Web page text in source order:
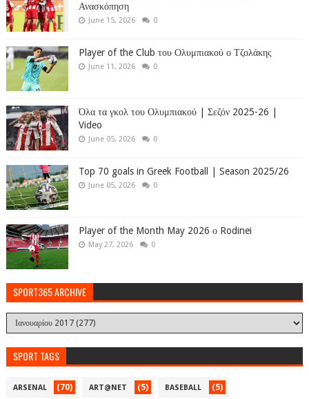
Ανασκόπηση
June 15, 2026 0
Player of the Club του Ολυμπιακού ο Τζολάκης
June 11, 2026 0
Όλα τα γκολ του Ολυμπιακού | Σεζόν 2025-26 |
Video
June 05, 2026 0
Top 70 goals in Greek Football | Season 2025/26
June 05, 2026 0
Player of the Month May 2026 ο Rodinei
May 27, 2026 0
SPORT365 ARCHIVE
SPORT TAGS
ARSENAL (70) ART@NET (5) BASEBALL (5)